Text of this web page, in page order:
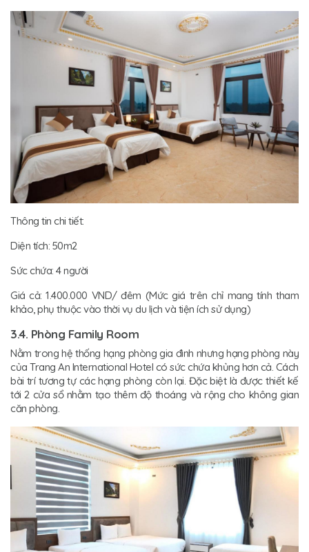
Thông tin chi tiết:
Diện tích: 50m2
Sức chứa: 4 người
Giá cả: 1.400.000 VND/ đêm (Mức giá trên chỉ mang tính tham
khảo, phụ thuộc vào thời vụ du lịch và tiện ích sử dụng)
3.4. Phòng Family Room
Nằm trong hệ thống hạng phòng gia đình nhưng hạng phòng này
của Trang An International Hotel có sức chứa khủng hơn cả. Cách
bài trí tương tự các hạng phòng còn lại. Đặc biệt là được thiết kế
tới 2 cửa sổ nhằm tạo thêm độ thoáng và rộng cho không gian
căn phòng.